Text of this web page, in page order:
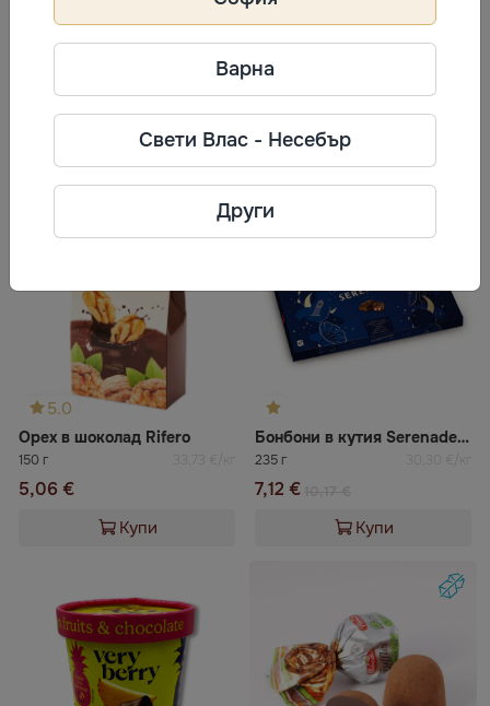
Телефон: +373 (22) 895600
Адрес: MD-2004, г.Кишинев, ул.
Колумна, 162.
Често разглеждани
5.0
Орех в шоколад Rifero
150 г 33,73 €/кг
5,06 €
Купи
Бонбони в кутия Serenade Laima
235 г 30,30 €/кг
7,12 €
Купи
Варна
Свети Влас - Несебър
Други